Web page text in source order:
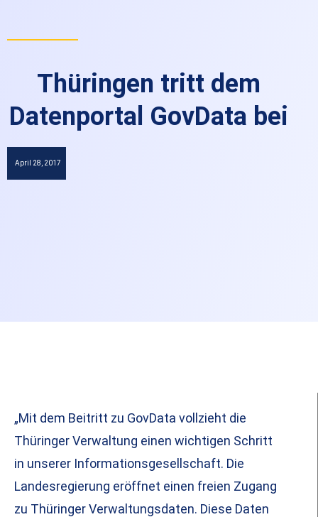
Thüringen tritt dem
Datenportal GovData bei
April 28, 2017
„Mit dem Beitritt zu GovData vollzieht die
Thüringer Verwaltung einen wichtigen Schritt
in unserer Informationsgesellschaft. Die
Landesregierung eröffnet einen freien Zugang
zu Thüringer Verwaltungsdaten. Diese Daten